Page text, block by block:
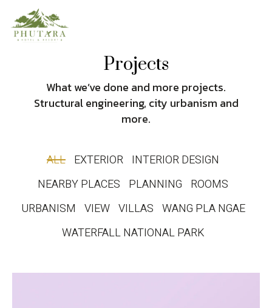
Projects
What we’ve done and more projects.
Structural engineering, city urbanism and
more.
ALL EXTERIOR INTERIOR DESIGN
NEARBY PLACES PLANNING ROOMS
URBANISM VIEW VILLAS WANG PLA NGAE
WATERFALL NATIONAL PARK